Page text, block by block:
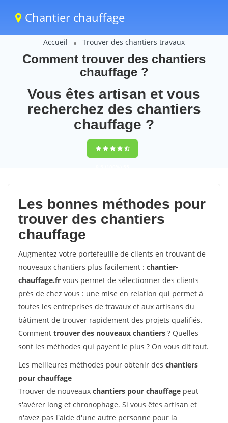
Chantier chauffage
Accueil Trouver des chantiers travaux
Comment trouver des chantiers
chauffage ?
Vous êtes artisan et vous
recherchez des chantiers
chauffage ?
9,5(100%)55
votes
Les bonnes méthodes pour
trouver des chantiers
chauffage
Augmentez votre portefeuille de clients en trouvant de
nouveaux chantiers plus facilement : chantier-
chauffage.fr vous permet de sélectionner des clients
près de chez vous : une mise en relation qui permet à
toutes les entreprises de travaux et aux artisans du
bâtiment de trouver rapidement des projets qualifiés.
Comment trouver des nouveaux chantiers ? Quelles
sont les méthodes qui payent le plus ? On vous dit tout.
Les meilleures méthodes pour obtenir des chantiers
pour chauffage
Trouver de nouveaux chantiers pour chauffage peut
s'avérer long et chronophage. Si vous êtes artisan et
n'avez pas l'aide d'une autre personne pour la